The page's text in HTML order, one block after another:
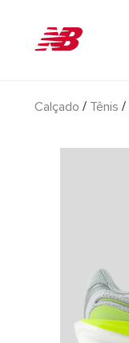
Calçado Tênis